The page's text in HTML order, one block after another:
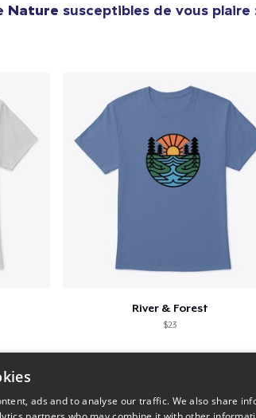
Nature susceptibles de vous plaire
River & Forest
$23
ads and to analyse our traffic. We also share